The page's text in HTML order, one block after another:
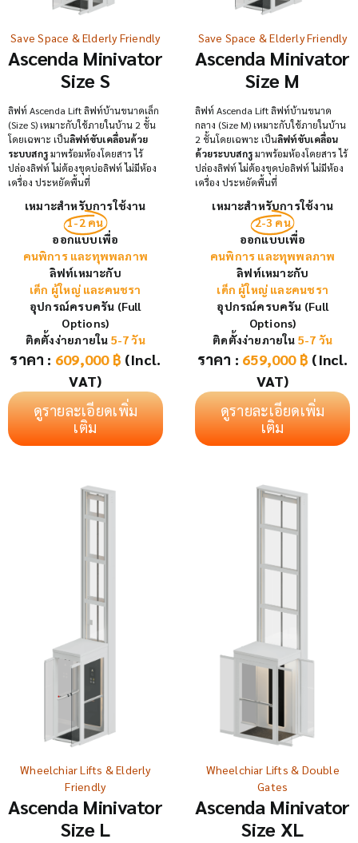
Save Space & Elderly Friendly
Ascenda Minivator
Size S
ลิฟท์ Ascenda Lift ลิฟท์บ้านขนาดเล็ก
(Size S) เหมาะกับใช้ภายในบ้าน 2 ชั้น
โดยเฉพาะ เป็นลิฟท์ขับเคลื่อนด้วย
ระบบสกรูมาพร้อมห้องโดยสาร ไร้
ปล่องลิฟท์ ไม่ต้องขุดบ่อลิฟท์ ไม่มีห้อง
เครื่อง ประหยัดพื้นที่
เหมาะสำหรับการใช้งาน
1-2 คน
ออกแบบเพื่อ
คนพิการ และทุพพลภาพ
ลิฟท์เหมาะกับ
เด็ก ผู้ใหญ่ และคนชรา
อุปกรณ์ครบครัน (Full
Options)
ติดตั้งง่ายภายใน 5-7 วัน
ราคา : 609,000 ฿ (Incl.
VAT)
ดูรายละเอียดเพิ่ม
เติม
Save Space & Elderly Friendly
Ascenda Minivator
Size M
ลิฟท์ Ascenda Lift ลิฟท์บ้านขนาด
กลาง (Size M) เหมาะกับใช้ภายในบ้าน
2 ชั้นโดยเฉพาะ เป็นลิฟท์ขับเคลื่อน
ด้วยระบบสกรูมาพร้อมห้องโดยสาร ไร้
ปล่องลิฟท์ ไม่ต้องขุดบ่อลิฟท์ ไม่มีห้อง
เครื่อง ประหยัดพื้นที่
เหมาะสำหรับการใช้งาน
2-3 คน
ออกแบบเพื่อ
คนพิการ และทุพพลภาพ
ลิฟท์เหมาะกับ
เด็ก ผู้ใหญ่ และคนชรา
อุปกรณ์ครบครัน (Full
Options)
ติดตั้งง่ายภายใน 5-7 วัน
ราคา : 659,000 ฿ (Incl.
VAT)
ดูรายละเอียดเพิ่ม
เติม
Wheelchiar Lifts & Elderly
Friendly
Ascenda Minivator
Size L
Wheelchiar Lifts & Double
Gates
Ascenda Minivator
Size XL